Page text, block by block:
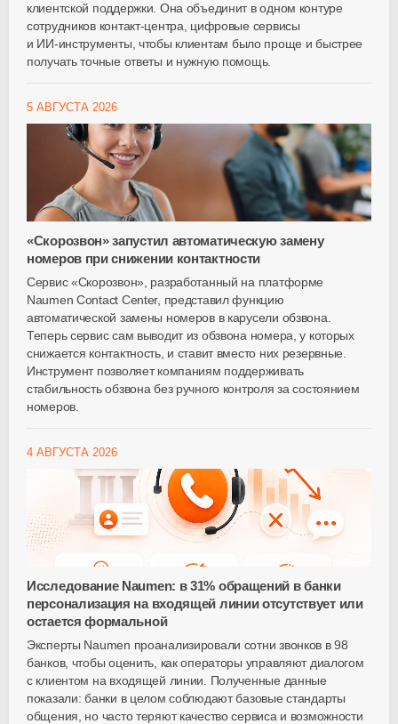
клиентской поддержки. Она объединит в одном контуре
сотрудников контакт-центра , цифровые сервисы
и ИИ-инструменты , чтобы клиентам было проще и быстрее
получать точные ответы и нужную помощь.
5 АВГУСТА 2026
«Скорозвон» запустил автоматическую замену
номеров при снижении контактности
Сервис «Скорозвон», разработанный на платформе
Naumen Contact Center, представил функцию
автоматической замены номеров в карусели обзвона.
Теперь сервис сам выводит из обзвона номера, у которых
снижается контактность, и ставит вместо них резервные.
Инструмент позволяет компаниям поддерживать
стабильность обзвона без ручного контроля за состоянием
номеров.
4 АВГУСТА 2026
Исследование Naumen: в 31% обращений в банки
персонализация на входящей линии отсутствует или
остается формальной
Эксперты Naumen проанализировали сотни звонков в 98
банков, чтобы оценить, как операторы управляют диалогом
с клиентом на входящей линии. Полученные данные
показали: банки в целом соблюдают базовые стандарты
общения, но часто теряют качество сервиса и возможности